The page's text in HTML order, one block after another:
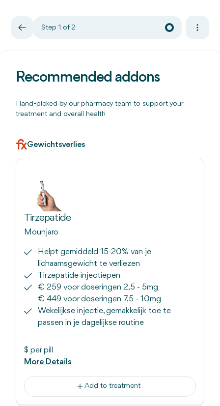
Step 1 of 2
Recommended addons
Hand-picked by our pharmacy team to support your
treatment and overall health
Gewichtsverlies
Tirzepatide
Mounjaro
Helpt gemiddeld 15-20% van je
lichaamsgewicht te verliezen
Tirzepatide injectiepen
€ 259 voor doseringen 2,5 - 5mg
€ 449 voor doseringen 7,5 - 10mg
Wekelijkse injectie, gemakkelijk toe te
passen in je dagelijkse routine
$ per pill
More Details
Add to treatment